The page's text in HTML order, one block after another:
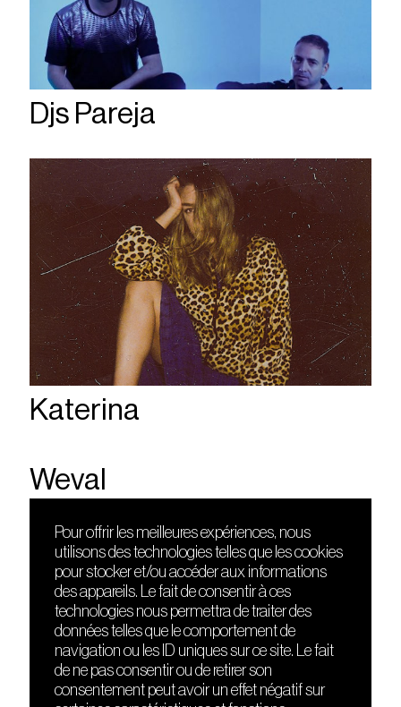
Djs Pareja
Katerina
Weval
DÉCOUVRIR
Le lieu
Contact
Presse
Cours de DJing
TMLAB
FRIENDS
Nuits sonores
HEAT
Hôtel71
La Gaîté Lyrique
Pour offrir les meilleures expériences, nous
utilisons des technologies telles que les cookies
pour stocker et/ou accéder aux informations
des appareils. Le fait de consentir à ces
technologies nous permettra de traiter des
données telles que le comportement de
navigation ou les ID uniques sur ce site. Le fait
de ne pas consentir ou de retirer son
consentement peut avoir un effet négatif sur